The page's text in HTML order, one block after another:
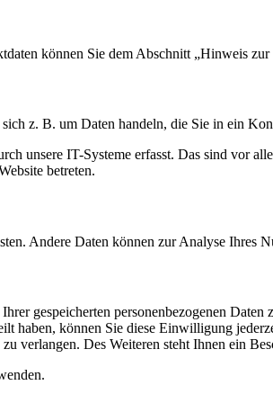
können Sie dem Abschnitt „Hinweis
z. B. um Daten handeln, die Sie in ein
unsere IT-Systeme erfasst. Das sind vor
betreten.
Andere Daten können zur Analyse Ihres
gespeicherten personenbezogenen
haben, können Sie diese Einwilligung
verlangen. Des Weiteren steht Ihnen ein